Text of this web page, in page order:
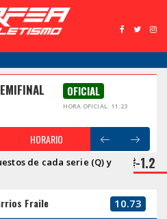
OFICIAL
HORA OFICIAL: 11:23
HORARIO
de cada serie (Q) y
-1.2
Fraile 10.73